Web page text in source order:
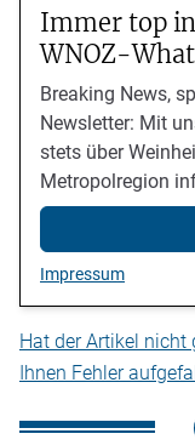
Immer top
WNOZ-
Breaking News,
Newsletter: Mit
stets über
Metropolregion
Impressum
Hat der Artikel nicht
Ihnen Fehler